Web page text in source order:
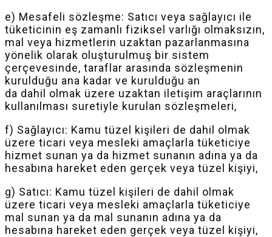
e) Mesafeli sözleşme: Satıcı veya sağlayıcı ile
tüketicinin eş zamanlı fiziksel varlığı olmaksızın,
mal veya hizmetlerin uzaktan pazarlanmasına
yönelik olarak oluşturulmuş bir sistem
çerçevesinde, taraflar arasında sözleşmenin
kurulduğu ana kadar ve kurulduğu an
da dahil olmak üzere uzaktan iletişim araçlarının
kullanılması suretiyle kurulan sözleşmeleri,
f) Sağlayıcı: Kamu tüzel kişileri de dahil olmak
üzere ticari veya mesleki amaçlarla tüketiciye
hizmet sunan ya da hizmet sunanın adına ya da
hesabına hareket eden gerçek veya tüzel kişiyi,
g) Satıcı: Kamu tüzel kişileri de dahil olmak
üzere ticari veya mesleki amaçlarla tüketiciye
mal sunan ya da mal sunanın adına ya da
hesabına hareket eden gerçek veya tüzel kişiyi,